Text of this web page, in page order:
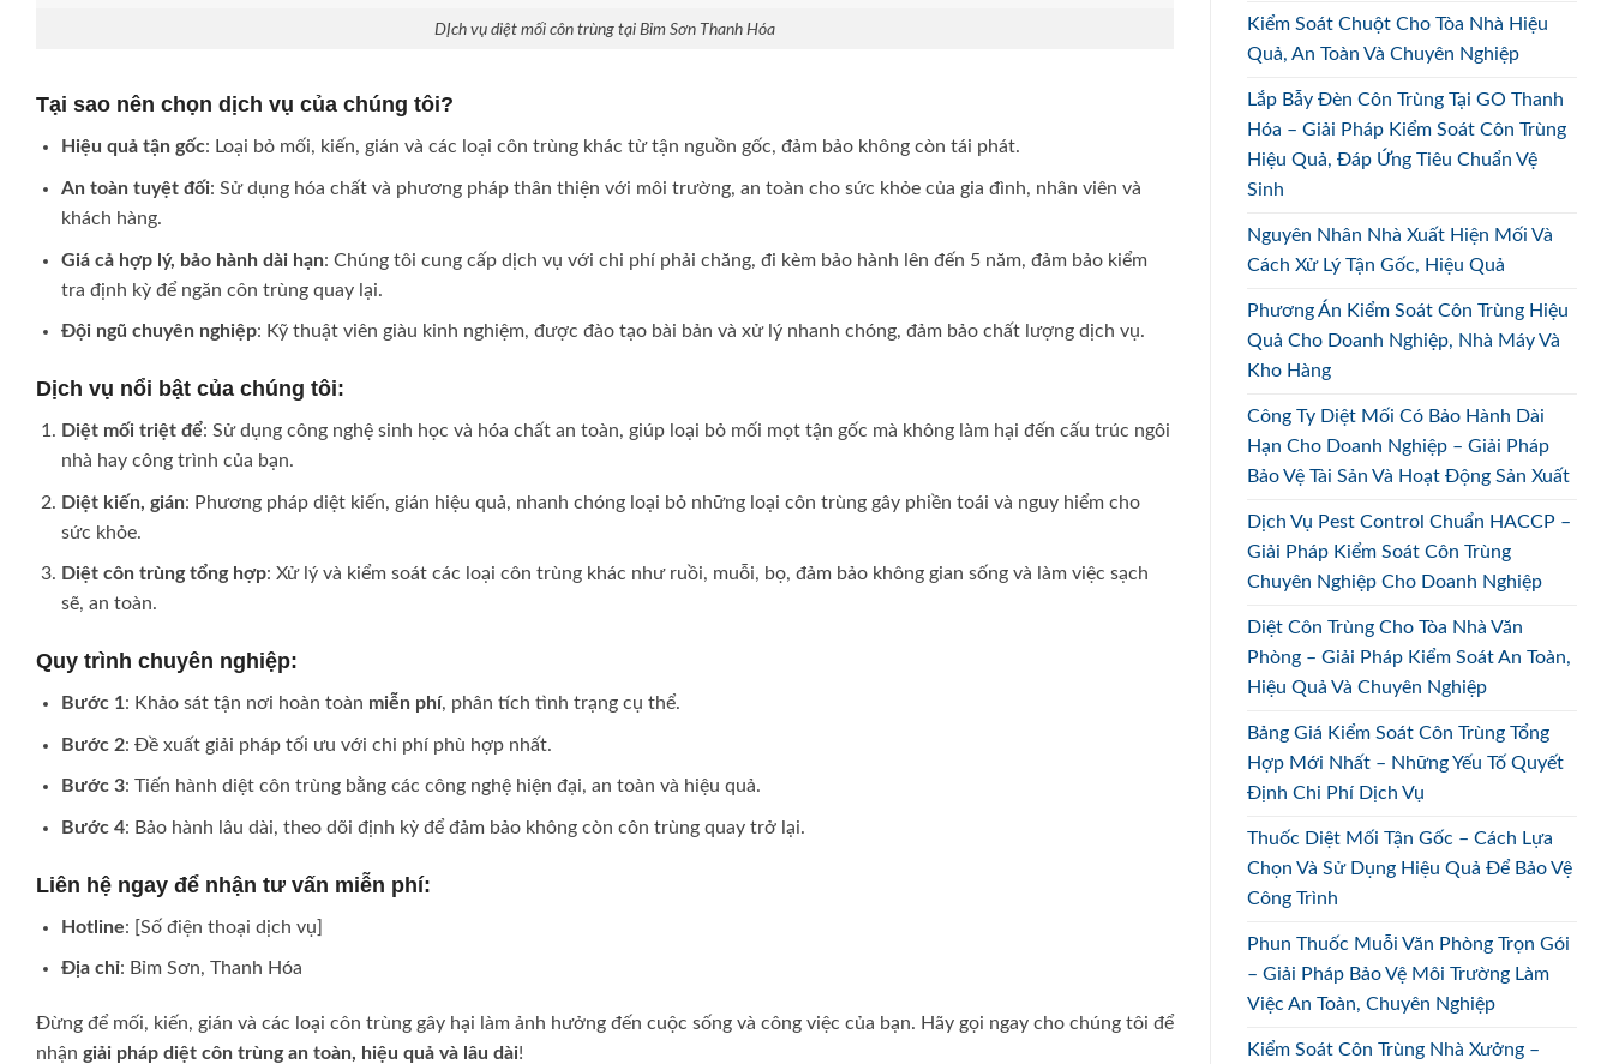
DỊch vụ diệt mối côn trùng tại Bỉm Sơn Thanh Hóa
Tại sao nên chọn dịch vụ của chúng tôi?
Hiệu quả tận gốc: Loại bỏ mối, kiến, gián và các loại côn trùng khác từ tận nguồn gốc, đảm bảo không còn tái phát.
An toàn tuyệt đối: Sử dụng hóa chất và phương pháp thân thiện với môi trường, an toàn cho sức khỏe của gia đình, nhân viên và
khách hàng.
Giá cả hợp lý, bảo hành dài hạn: Chúng tôi cung cấp dịch vụ với chi phí phải chăng, đi kèm bảo hành lên đến 5 năm, đảm bảo kiểm
tra định kỳ để ngăn côn trùng quay lại.
Đội ngũ chuyên nghiệp: Kỹ thuật viên giàu kinh nghiệm, được đào tạo bài bản và xử lý nhanh chóng, đảm bảo chất lượng dịch vụ.
Dịch vụ nổi bật của chúng tôi:
Diệt mối triệt để: Sử dụng công nghệ sinh học và hóa chất an toàn, giúp loại bỏ mối mọt tận gốc mà không làm hại đến cấu trúc ngôi
nhà hay công trình của bạn.
Diệt kiến, gián: Phương pháp diệt kiến, gián hiệu quả, nhanh chóng loại bỏ những loại côn trùng gây phiền toái và nguy hiểm cho
sức khỏe.
Diệt côn trùng tổng hợp: Xử lý và kiểm soát các loại côn trùng khác như ruồi, muỗi, bọ, đảm bảo không gian sống và làm việc sạch
sẽ, an toàn.
Quy trình chuyên nghiệp:
Bước 1: Khảo sát tận nơi hoàn toàn miễn phí, phân tích tình trạng cụ thể.
Bước 2: Đề xuất giải pháp tối ưu với chi phí phù hợp nhất.
Bước 3: Tiến hành diệt côn trùng bằng các công nghệ hiện đại, an toàn và hiệu quả.
Bước 4: Bảo hành lâu dài, theo dõi định kỳ để đảm bảo không còn côn trùng quay trở lại.
Liên hệ ngay để nhận tư vấn miễn phí:
Hotline: [Số điện thoại dịch vụ]
Địa chỉ: Bỉm Sơn, Thanh Hóa
Đừng để mối, kiến, gián và các loại côn trùng gây hại làm ảnh hưởng đến cuộc sống và công việc của bạn. Hãy gọi ngay cho chúng tôi để
nhận giải pháp diệt côn trùng an toàn, hiệu quả và lâu dài!
Kiểm Soát Chuột Cho Tòa Nhà Hiệu
Quả, An Toàn Và Chuyên Nghiệp
Lắp Bẫy Đèn Côn Trùng Tại GO Thanh
Hóa – Giải Pháp Kiểm Soát Côn Trùng
Hiệu Quả, Đáp Ứng Tiêu Chuẩn Vệ
Sinh
Nguyên Nhân Nhà Xuất Hiện Mối Và
Cách Xử Lý Tận Gốc, Hiệu Quả
Phương Án Kiểm Soát Côn Trùng Hiệu
Quả Cho Doanh Nghiệp, Nhà Máy Và
Kho Hàng
Công Ty Diệt Mối Có Bảo Hành Dài
Hạn Cho Doanh Nghiệp – Giải Pháp
Bảo Vệ Tài Sản Và Hoạt Động Sản Xuất
Dịch Vụ Pest Control Chuẩn HACCP –
Giải Pháp Kiểm Soát Côn Trùng
Chuyên Nghiệp Cho Doanh Nghiệp
Diệt Côn Trùng Cho Tòa Nhà Văn
Phòng – Giải Pháp Kiểm Soát An Toàn,
Hiệu Quả Và Chuyên Nghiệp
Bảng Giá Kiểm Soát Côn Trùng Tổng
Hợp Mới Nhất – Những Yếu Tố Quyết
Định Chi Phí Dịch Vụ
Thuốc Diệt Mối Tận Gốc – Cách Lựa
Chọn Và Sử Dụng Hiệu Quả Để Bảo Vệ
Công Trình
Phun Thuốc Muỗi Văn Phòng Trọn Gói
– Giải Pháp Bảo Vệ Môi Trường Làm
Việc An Toàn, Chuyên Nghiệp
Kiểm Soát Côn Trùng Nhà Xưởng –